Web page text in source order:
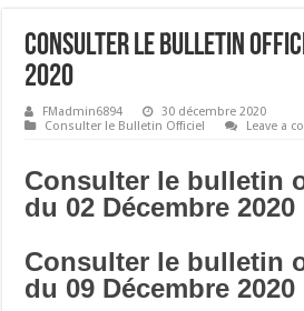
Consulter le bulletin
2020
FMadmin6894
30 décembre 2020
Consulter le Bulletin Officiel
Leave a
Consulter le bulletin
du 02 Décembre 2020
Consulter le bulletin
du 09 Décembre2020